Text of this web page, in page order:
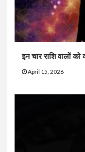
इन चार राशि वालों
April 15, 2026